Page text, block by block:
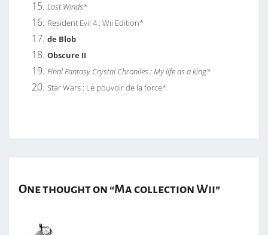
Lost Winds*
Resident Evil 4 : Wii Edition*
de Blob
Obscure II
Final Fantasy Crystal Chroniles : My life as a king*
Star Wars : Le pouvoir de la force*
One thought on “Ma collection Wii”